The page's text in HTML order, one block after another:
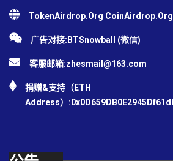
TokenAirdrop.Org CoinAirdrop.Org
广告对接:BTSnowball (微信)
客服邮箱:zhesmail@163.com
捐赠&支持（ETH
Address）